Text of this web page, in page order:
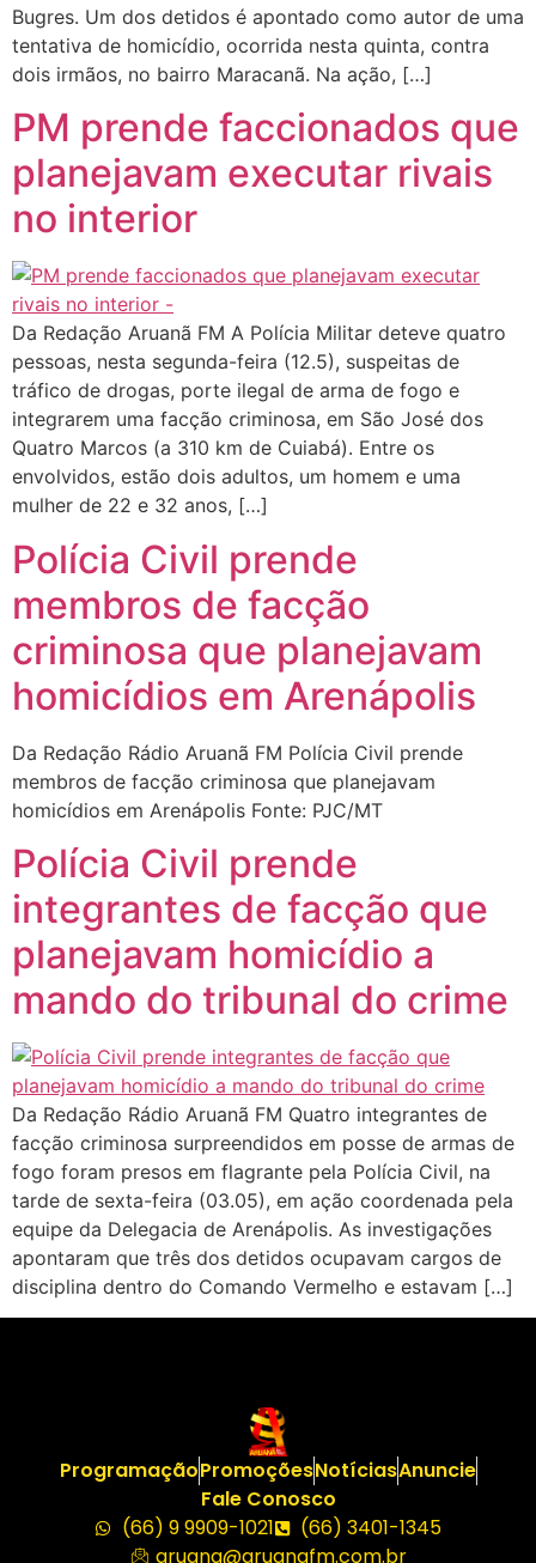
Bugres. Um dos detidos é apontado como autor de uma
tentativa de homicídio, ocorrida nesta quinta, contra
dois irmãos, no bairro Maracanã. Na ação, […]
PM prende faccionados que
planejavam executar rivais
no interior
Da Redação Aruanã FM A Polícia Militar deteve quatro
pessoas, nesta segunda-feira (12.5), suspeitas de
tráfico de drogas, porte ilegal de arma de fogo e
integrarem uma facção criminosa, em São José dos
Quatro Marcos (a 310 km de Cuiabá). Entre os
envolvidos, estão dois adultos, um homem e uma
mulher de 22 e 32 anos, […]
Polícia Civil prende
membros de facção
criminosa que planejavam
homicídios em Arenápolis
Da Redação Rádio Aruanã FM Polícia Civil prende
membros de facção criminosa que planejavam
homicídios em Arenápolis Fonte: PJC/MT
Polícia Civil prende
integrantes de facção que
planejavam homicídio a
mando do tribunal do crime
Da Redação Rádio Aruanã FM Quatro integrantes de
facção criminosa surpreendidos em posse de armas de
fogo foram presos em flagrante pela Polícia Civil, na
tarde de sexta-feira (03.05), em ação coordenada pela
equipe da Delegacia de Arenápolis. As investigações
apontaram que três dos detidos ocupavam cargos de
disciplina dentro do Comando Vermelho e estavam […]
ProgramaçãoPromoçõesNotíciasAnuncie
Fale Conosco
(66) 9 9909-1021
(66) 3401-1345
aruana@aruanafm.com.br